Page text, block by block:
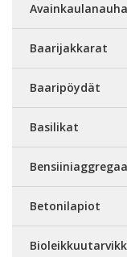
Baarijakkarat
Baaripöydät
Basilikat
Betonilapiot